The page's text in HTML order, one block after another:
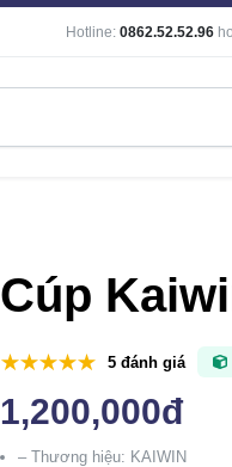
Hotline: 0862.52.52.96
Cúp
5 đánh giá
1,200,000đ
– Thương hiệu: KAIWIN